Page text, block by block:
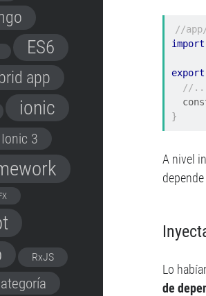
ES6
app
ionic
Ionic 3
RxJS
//
import
export
//
}
A nivel
Lo
de